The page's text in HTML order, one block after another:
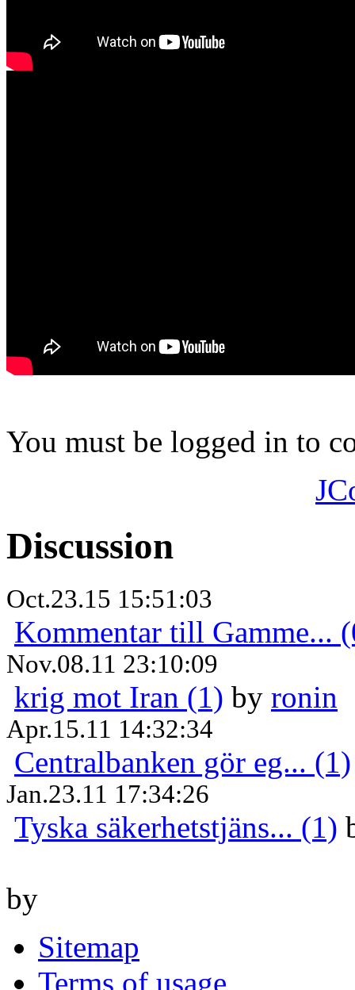
You must be logged in to
Discussion
Oct.23.15 15:51:03
Kommentar till Gamme...
Nov.08.11 23:10:09
krig mot Iran (1) by ronin
Apr.15.11 14:32:34
Centralbanken gör eg... (1)
Jan.23.11 17:34:26
Tyska säkerhetstjäns... (1)
by
Sitemap
Terms of usage